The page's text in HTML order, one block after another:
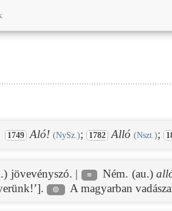
1749 Aló! (NySz.); 1782 Alló (Nszt.);
jövevényszó. | ≡ Ném. (au.)
⊚ A magyarban